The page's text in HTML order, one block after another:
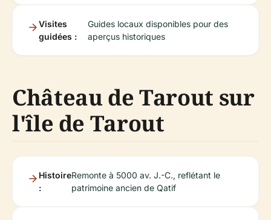
Visites
guidées :
Guides locaux disponibles pour des
aperçus historiques
Château de Tarout sur
l'île de Tarout
Histoire
:
Remonte à 5000 av. J.-C., reflétant le
patrimoine ancien de Qatif